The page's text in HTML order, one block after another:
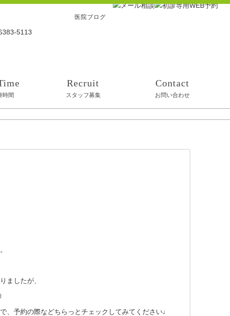
医院ブログ
時間
Recruit
スタッフ募集
Contact
お問い合わせ
ましたが、
、予約の際などちらっとチェックしてみてください♩